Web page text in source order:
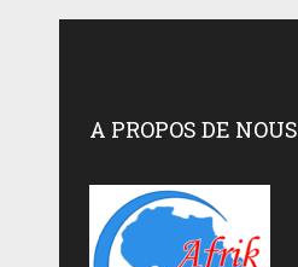
A PROPOS DE NOUS